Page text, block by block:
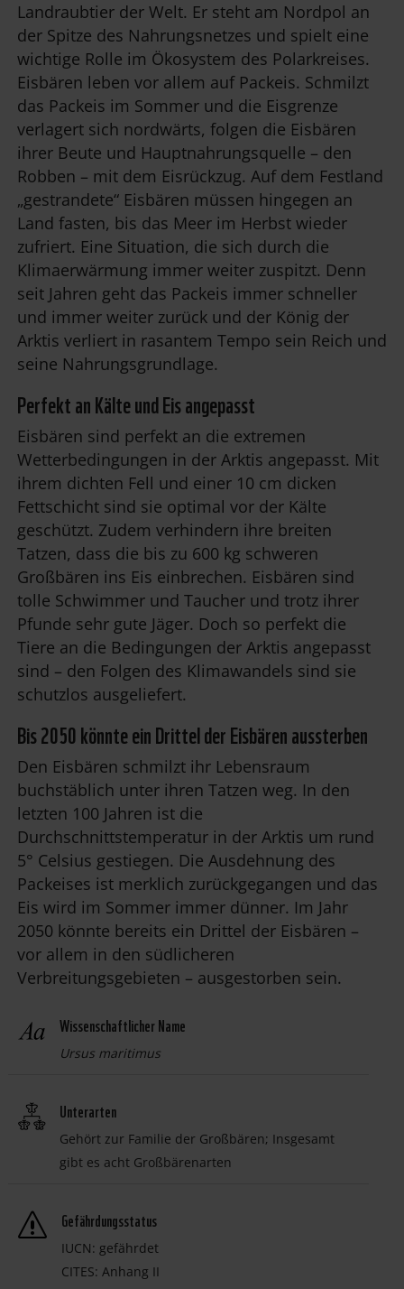
Landraubtier der Welt. Er steht am Nordpol an
der Spitze des Nahrungsnetzes und spielt eine
wichtige Rolle im Ökosystem des Polarkreises.
Eisbären leben vor allem auf Packeis. Schmilzt
das Packeis im Sommer und die Eisgrenze
verlagert sich nordwärts, folgen die Eisbären
ihrer Beute und Hauptnahrungsquelle – den
Robben – mit dem Eisrückzug. Auf dem Festland
„gestrandete“ Eisbären müssen hingegen an
Land fasten, bis das Meer im Herbst wieder
zufriert. Eine Situation, die sich durch die
Klimaerwärmung immer weiter zuspitzt. Denn
seit Jahren geht das Packeis immer schneller
und immer weiter zurück und der König der
Arktis verliert in rasantem Tempo sein Reich und
seine Nahrungsgrundlage.
Perfekt an Kälte und Eis angepasst
Eisbären sind perfekt an die extremen
Wetterbedingungen in der Arktis angepasst. Mit
ihrem dichten Fell und einer 10 cm dicken
Fettschicht sind sie optimal vor der Kälte
geschützt. Zudem verhindern ihre breiten
Tatzen, dass die bis zu 600 kg schweren
Großbären ins Eis einbrechen. Eisbären sind
tolle Schwimmer und Taucher und trotz ihrer
Pfunde sehr gute Jäger. Doch so perfekt die
Tiere an die Bedingungen der Arktis angepasst
sind – den Folgen des Klimawandels sind sie
schutzlos ausgeliefert.
Bis 2050 könnte ein Drittel der Eisbären aussterben
Den Eisbären schmilzt ihr Lebensraum
buchstäblich unter ihren Tatzen weg. In den
letzten 100 Jahren ist die
Durchschnittstemperatur in der Arktis um rund
5° Celsius gestiegen. Die Ausdehnung des
Packeises ist merklich zurückgegangen und das
Eis wird im Sommer immer dünner. Im Jahr
2050 könnte bereits ein Drittel der Eisbären –
vor allem in den südlicheren
Verbreitungsgebieten – ausgestorben sein.
Wissenschaftlicher Name
Ursus maritimus
Unterarten
Gehört zur Familie der Großbären; Insgesamt
gibt es acht Großbärenarten
s Gefährdungsstatus
IUCN: gefährdet
CITES: Anhang II